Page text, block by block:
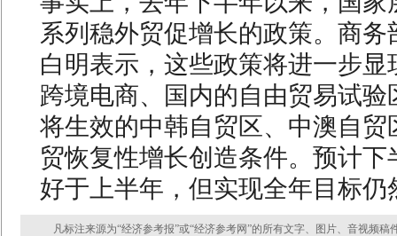
系列稳外贸促增长的政策。商务
白明表示，这些政策将进一步显
跨境电商、国内的自由贸易试验
将生效的中韩自贸区、中澳自贸
贸恢复性增长创造条件。预计下
好于上半年，但实现全年目标仍
凡标注来源为“经济参考报”或“经济参考网”的所有文字、图片、音视频稿